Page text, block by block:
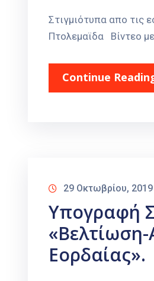
Στιγμιότυπα απο τις
Πτολεμαϊδα Βίντεο
Continue
29 Οκτωβρίου, 2019
Υπογραφή
Εορδαίας».